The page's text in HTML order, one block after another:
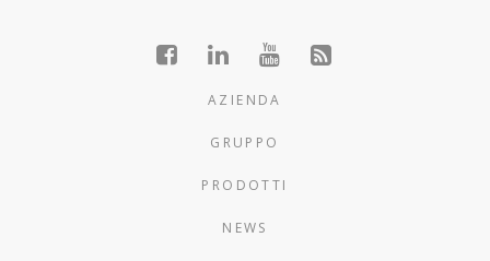
AZIENDA
GRUPPO
PRODOTTI
NEWS